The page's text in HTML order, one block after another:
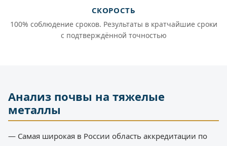
СКОРОСТЬ
100% соблюдение сроков. Результаты в кратчайшие сроки
с подтверждённой точностью
Анализ почвы на тяжелые
металлы
— Самая широкая в России область аккредитации по